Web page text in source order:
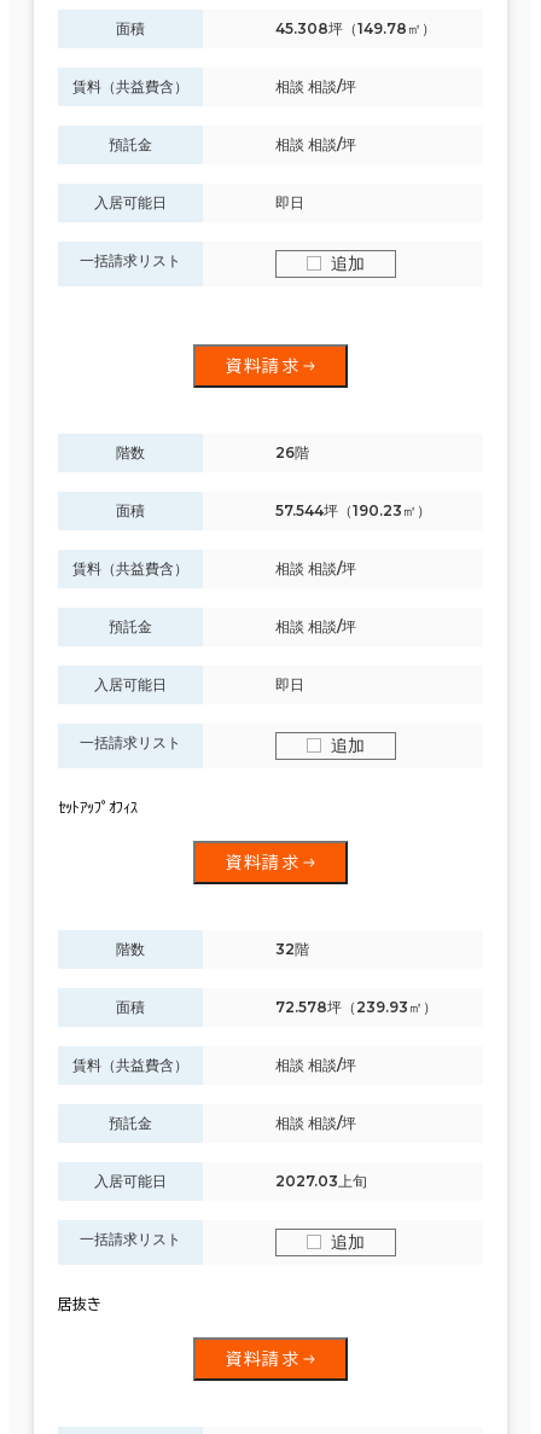
面積 45.308坪（149.78㎡）
賃料（共益費含） 相談 相談/坪
預託金 相談 相談/坪
入居可能日 即日
一括請求リスト 追加
資料請求
階数 26階
面積 57.544坪（190.23㎡）
賃料（共益費含） 相談 相談/坪
預託金 相談 相談/坪
入居可能日 即日
一括請求リスト 追加
ｾｯﾄｱｯﾌﾟｵﾌｨｽ
資料請求
階数 32階
面積 72.578坪（239.93㎡）
賃料（共益費含） 相談 相談/坪
預託金 相談 相談/坪
入居可能日 2027.03上旬
一括請求リスト 追加
居抜き
資料請求